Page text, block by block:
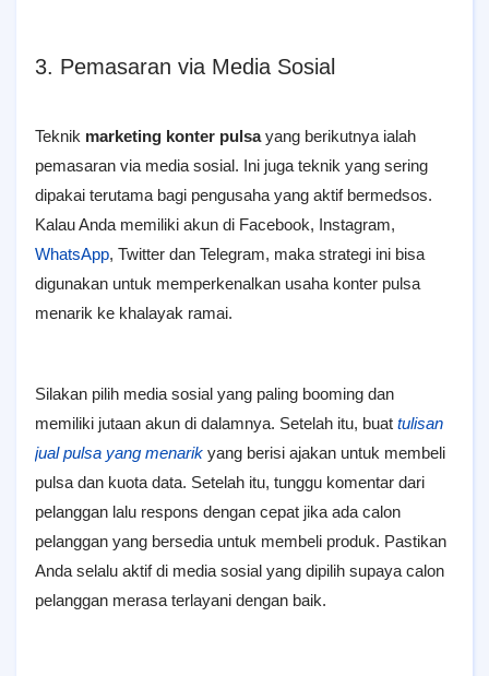
3. Pemasaran via Media Sosial
Teknik marketing konter pulsayang berikutnya ialah
pemasaran via media sosial. Ini juga teknik yang sering
dipakai terutama bagi pengusaha yang aktif bermedsos.
Kalau Anda memiliki akun di Facebook, Instagram,
WhatsApp, Twitter dan Telegram, maka strategi ini bisa
digunakan untuk memperkenalkan usaha konter pulsa
menarik ke khalayak ramai.
Silakan pilih media sosial yang paling booming dan
memiliki jutaan akun di dalamnya. Setelah itu, buat tulisan
jual pulsa yang menarik yang berisi ajakan untuk membeli
pulsa dan kuota data. Setelah itu, tunggu komentar dari
pelanggan lalu respons dengan cepat jika ada calon
pelanggan yang bersedia untuk membeli produk. Pastikan
Anda selalu aktif di media sosial yang dipilih supaya calon
pelanggan merasa terlayani dengan baik.